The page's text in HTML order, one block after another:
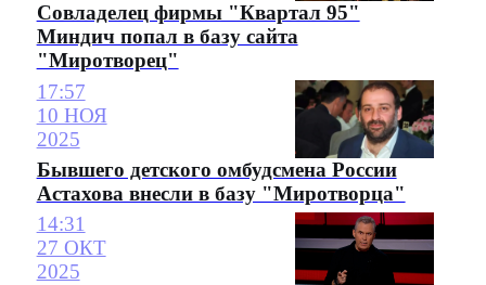
Совладелец фирмы "Квартал 95"
Миндич попал в базу сайта
"Миротворец"
17:57
10 НОЯ
2025
Бывшего детского омбудсмена России
Астахова внесли в базу "Миротворца"
14:31
27 ОКТ
2025